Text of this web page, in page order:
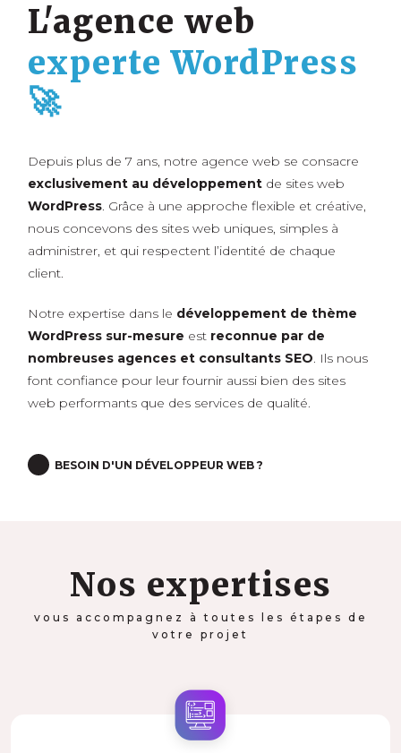
L'agence web
experteWordPress
🚀
Depuis plus de 7 ans, notre agence web se consacre
exclusivement au développement de sites web
WordPress. Grâce à une approche flexible et créative,
nous concevons des sites web uniques, simples à
administrer, et qui respectent l’identité de chaque
client.
Notre expertise dans le développement de thème
WordPress sur-mesure est reconnue par de
nombreuses agences et consultants SEO. Ils nous
font confiance pour leur fournir aussi bien des sites
web performants que des services de qualité.
BESOIN D'UN DÉVELOPPEUR WEB ?
Nos expertises
vous accompagnez à toutes les étapes de
votre projet